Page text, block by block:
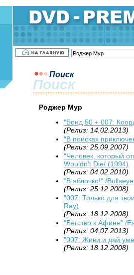
Поиск
Поиск
Роджер Мур
"Бонд 50 + 007:
(Релиз: 14.02.2013)
"В поисках
(Релиз: 25.09.2007)
"Человек, который
Wouldn't Die/ (1994)
(Релиз: 04.02.2010)
"В яблочко!" /
(Релиз: 25.12.2008)
"007: Только для
Ray)
(Релиз: 18.12.2008)
"Бегство к Афине" /
(Релиз: 04.07.2013)
"007: Живи и дай
(Релиз: 18.12.2008)